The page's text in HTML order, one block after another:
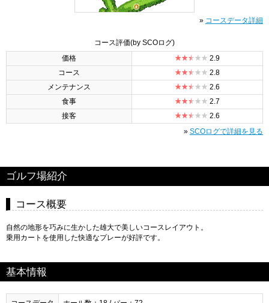
» コースデータ詳細
コース評価(by SCOログ)
価格
2.9
コース
2.8
メンテナンス
2.6
食事
2.7
接客
2.6
» SCOログで詳細を見る
ゴルフ場紹介
コース概要
自然の地形を巧みに生かした雄大で美しいコースレイアウト。
乗用カートを使用した快適なプレーが好評です。
基本情報